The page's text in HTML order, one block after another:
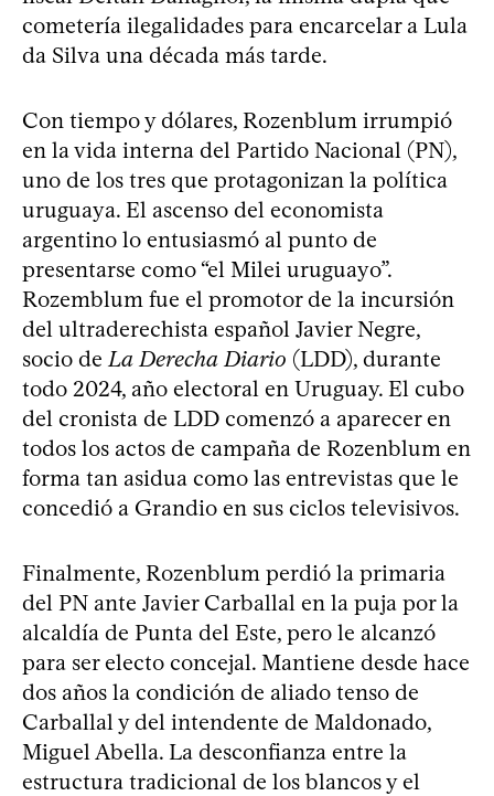
cometería ilegalidades para encarcelar a Lula
da Silva una década más tarde.
Con tiempo y dólares, Rozenblum irrumpió
en la vida interna del Partido Nacional (PN),
uno de los tres que protagonizan la política
uruguaya. El ascenso del economista
argentino lo entusiasmó al punto de
presentarse como “el Milei uruguayo”.
Rozemblum fue el promotor de la incursión
del ultraderechista español Javier Negre,
socio de La Derecha Diario (LDD), durante
todo 2024, año electoral en Uruguay. El cubo
del cronista de LDD comenzó a aparecer en
todos los actos de campaña de Rozenblum en
forma tan asidua como las entrevistas que le
concedió a Grandio en sus ciclos televisivos.
Finalmente, Rozenblum perdió la primaria
del PN ante Javier Carballal en la puja por la
alcaldía de Punta del Este, pero le alcanzó
para ser electo concejal. Mantiene desde hace
dos años la condición de aliado tenso de
Carballal y del intendente de Maldonado,
Miguel Abella. La desconfianza entre la
estructura tradicional de los blancos y el